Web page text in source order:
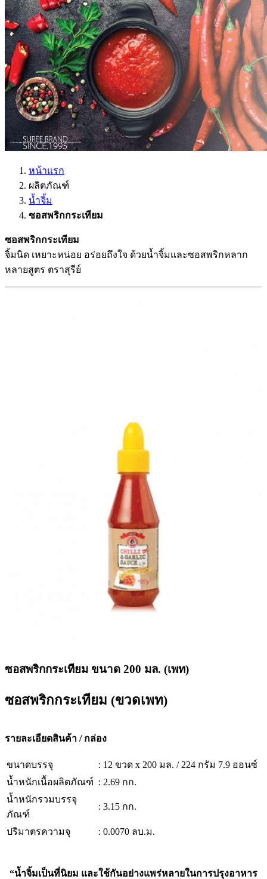
หน้าแรก
ผลิตภัณฑ์
น้ำจิ้ม
ซอสพริกกระเทียม
ซอสพริกกระเทียม
จิ้มนิด เหยาะหน่อย อร่อยถึงใจ ด้วยน้ำจิ้มและซอสพริกหลาก
หลายสูตร ตราสุรีย์
ซอสพริกกระเทียม ขนาด 200 มล. (เพท)
ซอสพริกกระเทียม (ขวดเพท)
รายละเอียดสินค้า / กล่อง
ขนาดบรรจุ
: 12 ขวด x 200 มล. / 224 กรัม 7.9 ออนซ์
น้ำหนักเนื้อผลิตภัณฑ์ : 2.69 กก.
น้ำหนักรวมบรรจุ
ภัณฑ์
: 3.15 กก.
ปริมาตรความจุ : 0.0070 ลบ.ม.
“น้ำจิ้มเป็นที่นิยม และใช้กันอย่างแพร่หลายในการปรุงอาหาร